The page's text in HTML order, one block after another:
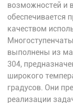
возможностей и
обеспечивается
качеством
выполнены из
304,
широкого
градусов. Они
реализации